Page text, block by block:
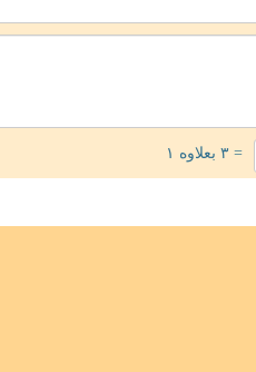
= ۳ بعلاوه ۱